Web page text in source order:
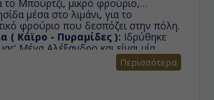
το Μπούρτζι, μικρό φρούριο,
μέσα στο λιμάνι, για το
φρούριο που δεσπόζει στην πόλη.
( Κάϊρο - Πυραμίδες ): Ιδρύθηκε
Μέγα Αλέξανδρο και είναι μία
πολιτισμών που χαρακτηρίστηκε
διανόησης για την Μέση Ανατολή.
(Αρχ. Έφεσος):
Έφεσσο, ένα από τα
Περισσότερα